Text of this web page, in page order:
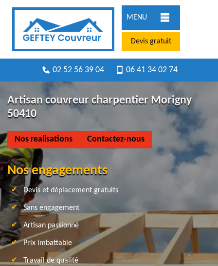
MENU
Devis gratuit
02 52 56 39 04 06 41 34 02 74
Artisan couvreur charpentier Morigny
50410
Nos realisations Contactez-nous
Nos engagements
Devis et déplacement gratuits
Sans engagement
Artisan passionné
Prix imbattable
Travail de qualité